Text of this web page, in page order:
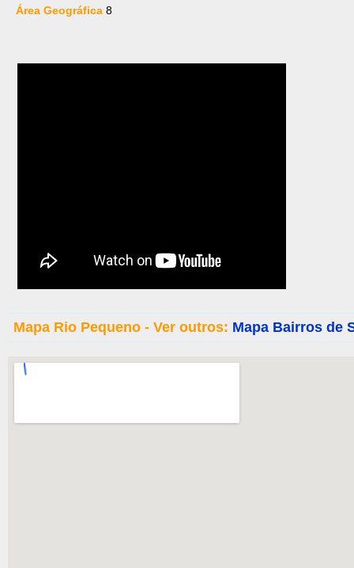
Área Geográfica 8
Mapa Rio Pequeno - Ver outros: Mapa Bairros de